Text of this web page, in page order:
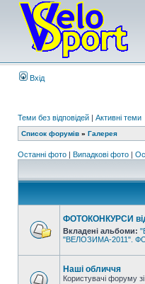
Вхід
Теми без відповідей | Активні теми
Список форумів » Галерея
Останні фото | Випадкові фото |
ФОТОКОНКУРСИ
Вкладені альбоми:
"ВЕЛОЗИМА-2011".
Наші обличчя
Користувачі форуму